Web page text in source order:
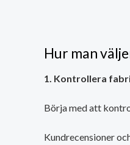
Hur man
1. Kontrollera
Börja med att
Kundrecensioner